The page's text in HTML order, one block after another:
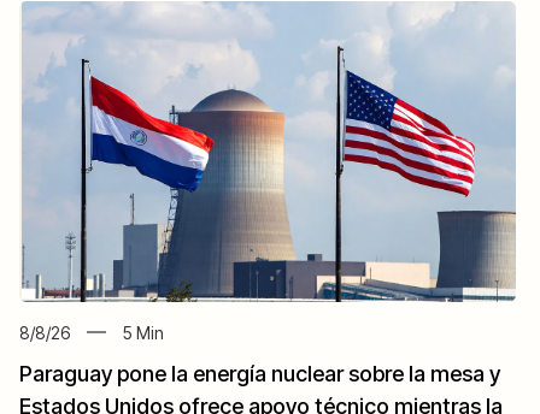
8/8/26 5 Min
Paraguay pone la energía nuclear sobre la mesa y
Estados Unidos ofrece apoyo técnico mientras la